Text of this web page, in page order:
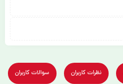
نظرات کاربران سوالات کاربران